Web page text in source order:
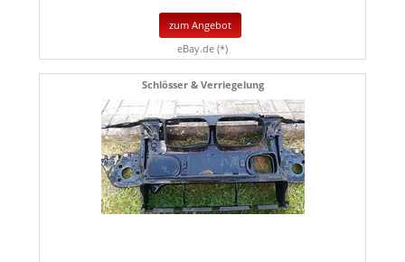
zum Angebot
eBay.de (*)
Schlösser & Verriegelung